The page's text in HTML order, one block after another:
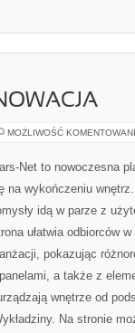
MOŻLIWOŚĆ
Net to nowoczesna
na wykończeniu
idą w parze z
ułatwia odbiorców
pokazując
a także z
wnętrze od
Na stronie